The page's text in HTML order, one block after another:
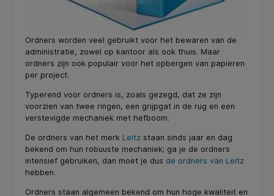
Ordners worden veel gebruikt voor het bewaren van de
administratie, zowel op kantoor als ook thuis. Maar
ordners zijn ook populair voor het opbergen van papieren
per project.
Typerend voor ordners is, zoals gezegd, dat ze zijn
voorzien van twee ringen, een grijpgat in de rug en een
verstevigde mechaniek met hefboom.
De ordners van het merk Leitz staan sinds jaar en dag
bekend om hun robuuste mechaniek; ga je de ordners
intensief gebruiken, dan moet je dus de ordners van Leitz
hebben.
Ordners staan algemeen bekend om hun hoge kwaliteit en